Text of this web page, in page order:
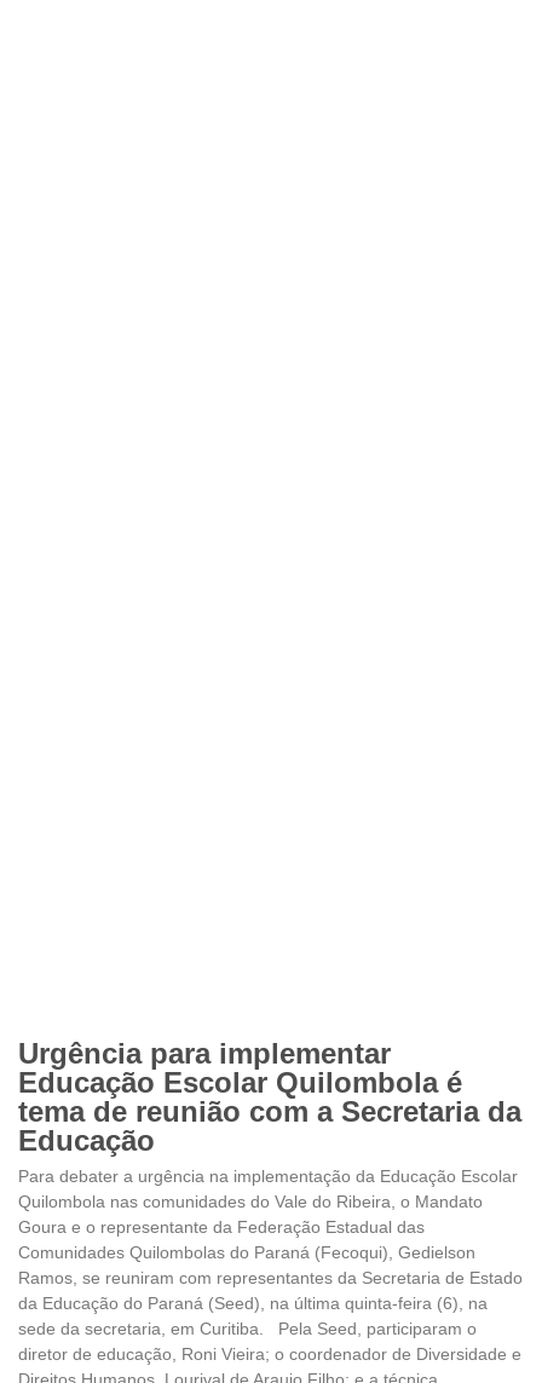
Urgência para implementar
Educação Escolar Quilombola é
tema de reunião com a Secretaria da
Educação
Para debater a urgência na implementação da Educação Escolar
Quilombola nas comunidades do Vale do Ribeira, o Mandato
Goura e o representante da Federação Estadual das
Comunidades Quilombolas do Paraná (Fecoqui), Gedielson
Ramos, se reuniram com representantes da Secretaria de Estado
da Educação do Paraná (Seed), na última quinta-feira (6), na
sede da secretaria, em Curitiba. Pela Seed, participaram o
diretor de educação, Roni Vieira; o coordenador de Diversidade e
Direitos Humanos, Lourival de Araujo Filho; e a técnica